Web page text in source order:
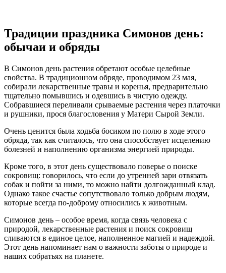
Традиции праздника Симонов день:
обычаи и обряды
В Симонов день растения обретают особые целебные
свойства. В традиционном обряде, проводимом 23 мая,
собирали лекарственные травы и коренья, предварительно
тщательно помывшись и одевшись в чистую одежду.
Собравшиеся переливали срываемые растения через платочки
и рушники, прося благословения у Матери Сырой Земли.
Очень ценится была ходьба босиком по полю в ходе этого
обряда, так как считалось, что она способствует исцелению
болезней и наполнению организма энергией природы.
Кроме того, в этот день существовало поверье о поиске
сокровищ: говорилось, что если до утренней зари отвязать
собак и пойти за ними, то можно найти долгожданный клад.
Однако такое счастье сопутствовало только добрым людям,
которые всегда по-доброму относились к животным.
Симонов день – особое время, когда связь человека с
природой, лекарственные растения и поиск сокровищ
сливаются в единое целое, наполненное магией и надеждой.
Этот день напоминает нам о важности заботы о природе и
наших собратьях на планете.